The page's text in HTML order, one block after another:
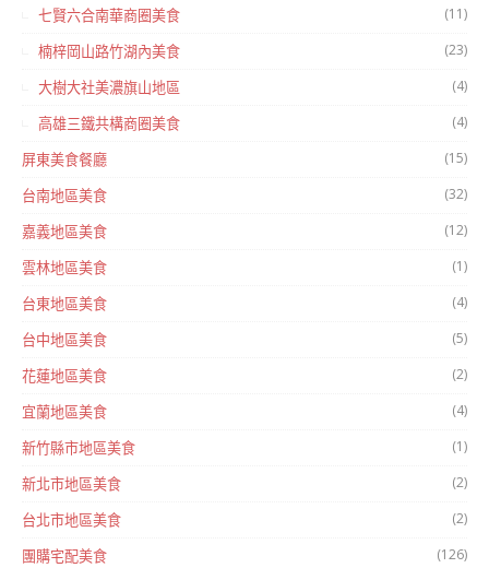
七賢六合南華商圈美食 (11)
楠梓岡山路竹湖內美食 (23)
大樹大社美濃旗山地區 (4)
高雄三鐵共構商圈美食 (4)
屏東美食餐廳 (15)
台南地區美食 (32)
嘉義地區美食 (12)
雲林地區美食 (1)
台東地區美食 (4)
台中地區美食 (5)
花蓮地區美食 (2)
宜蘭地區美食 (4)
新竹縣市地區美食 (1)
新北市地區美食 (2)
台北市地區美食 (2)
團購宅配美食 (126)